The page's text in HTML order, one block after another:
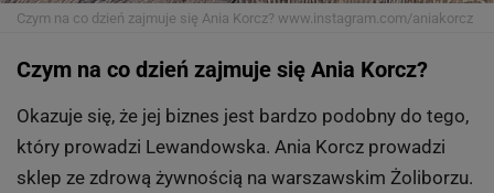
Czym na co dzień zajmuje się Ania Korcz? www.instagram.com/aniakorcz
Czym na co dzień zajmuje się Ania Korcz?
Okazuje się, że jej biznes jest bardzo podobny do tego,
który prowadzi Lewandowska. Ania Korcz prowadzi
sklep ze zdrową żywnością na warszawskim Żoliborzu.